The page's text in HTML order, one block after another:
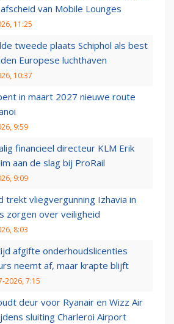
van Mobile Lounges
11:25
tweede plaats Schiphol als best
Europese luchthaven
10:37
in maart 2027 nieuwe route
9:59
financieel directeur KLM Erik
aan de slag bij ProRail
9:09
trekt vliegvergunning Izhavia in
zorgen over veiligheid
8:03
afgifte onderhoudslicenties
neemt af, maar krapte blijft
2026, 7:15
deur voor Ryanair en Wizz Air
sluiting Charleroi Airport